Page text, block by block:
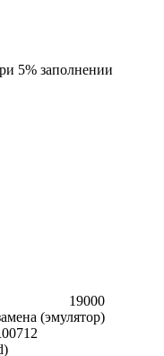
5% заполнении
19000
(эмулятор)